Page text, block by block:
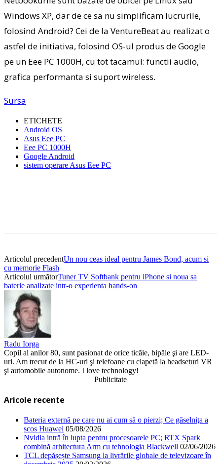
Windows XP, dar de ce sa nu simplificam lucrurile,
folosind Android? Cei de la VentureBeat au realizat o
astfel de initiativa, folosind OS-ul produs de Google
pe un Eee PC 1000H, cu tot tacamul: functii audio,
grafica performanta si suport wireless.
Sursa
ETICHETE
Android OS
Asus Eee PC
Eee PC 1000H
Google Android
sistem operare Asus Eee PC
Articolul precedentUn nou ceas ideal pentru James Bond, acum si
cu memorie Flash
Articolul următorTuner TV Softbank pentru iPhone si noua sa
baterie analizate intr-o experienta hands-on
Radu Iorga
Copil al anilor 80, sunt pasionat de orice ticăie, bipăie şi are LED-
uri. Am trecut de la HC-uri şi telefoane cu clapetă la headseturi VR
şi automobile autonome. I love technology!
Publicitate
Aricole recente
Bateria externă pe care nu ai cum să o pierzi; Ce găselniţa a
scos Huawei 05/08/2026
Nvidia intră în lupta pentru procesoarele PC; RTX Spark
combină arhitectura Arm cu tehnologia Blackwell 02/06/2026
TCL depășește Samsung la livrările globale de televizoare în